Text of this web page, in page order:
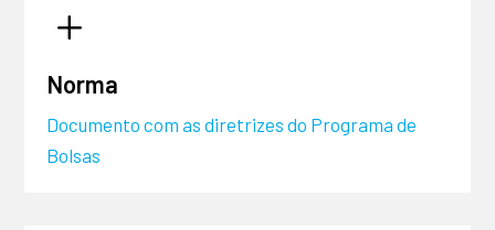
L
Norma
Documento com as diretrizes do Programa de
Bolsas